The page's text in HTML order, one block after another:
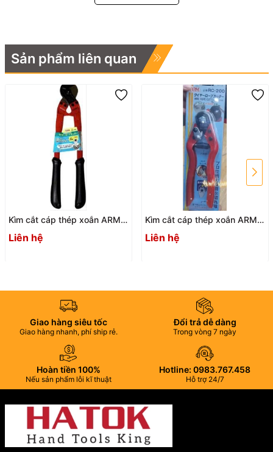
Sản phẩm liên quan
Kìm cắt cáp thép xoắn ARM
RC-450
Liên hệ
Kìm cắt cáp thép xoắn ARM
RC-200
Liên hệ
Giao hàng siêu tốc
Giao hàng nhanh, phí ship rẻ.
Đổi trả dễ dàng
Trong vòng 7 ngày
Hoàn tiền 100%
Nếu sản phẩm lỗi kĩ thuật
Hotline: 0983.767.458
Hỗ trợ 24/7